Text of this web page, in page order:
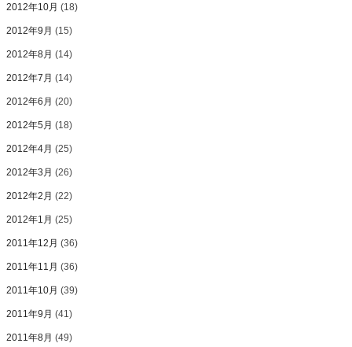
2012年10月 (18)
2012年9月 (15)
2012年8月 (14)
2012年7月 (14)
2012年6月 (20)
2012年5月 (18)
2012年4月 (25)
2012年3月 (26)
2012年2月 (22)
2012年1月 (25)
2011年12月 (36)
2011年11月 (36)
2011年10月 (39)
2011年9月 (41)
2011年8月 (49)